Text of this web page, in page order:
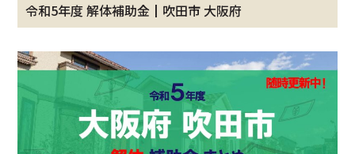
令和5年度 解体補助金┃吹田市 大阪府